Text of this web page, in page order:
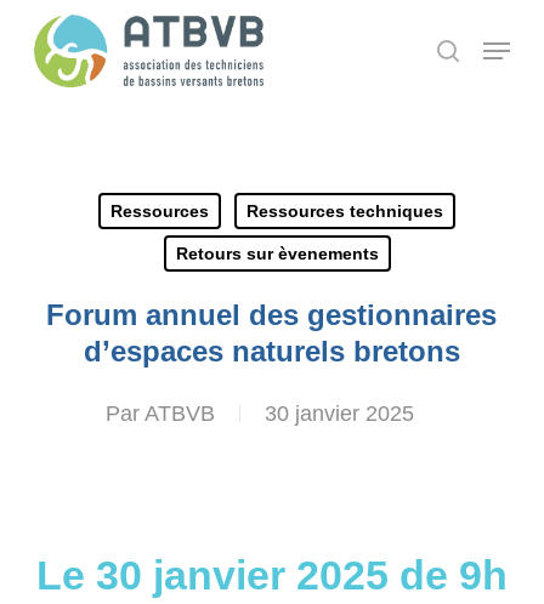
search
Menu
Ressources Ressources techniques
Retours sur èvenements
Forum annuel des gestionnaires
d’espaces naturels bretons
Par ATBVB 30 janvier 2025
Le 30 janvier 2025 de 9h
Panneau de gestion des cookies